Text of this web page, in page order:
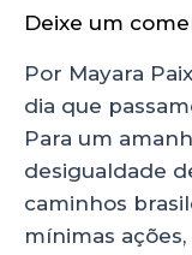
Deixe um
Por Mayara
dia que
Para um
desigualdade
caminhos
mínimas